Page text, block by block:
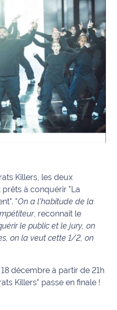
Killers, les deux
à conquérir "La
"On a l'habitude de la
, reconnait le
le public et le jury, on
on la veut cette 1/2, on
décembre à partir de 21h
Killers" passe en finale !